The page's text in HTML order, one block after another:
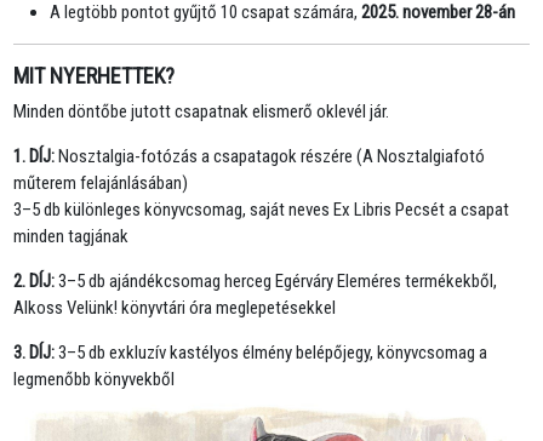
A legtöbb pontot gyűjtő 10 csapat számára,2025. november 28-án
MIT NYERHETTEK?
Minden döntőbe jutott csapatnak elismerő oklevél jár.
1. DÍJ:Nosztalgia-fotózás a csapatagok részére (A Nosztalgiafotó
műterem felajánlásában)
3–5 db különleges könyvcsomag, saját neves Ex Libris Pecsét a csapat
minden tagjának
2. DÍJ:3–5 db ajándékcsomag herceg Egérváry Eleméres termékekből,
Alkoss Velünk! könyvtári óra meglepetésekkel
3. DÍJ:3–5 db exkluzív kastélyos élmény belépőjegy, könyvcsomag a
legmenőbb könyvekből